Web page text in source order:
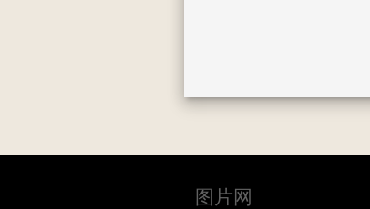
图片网